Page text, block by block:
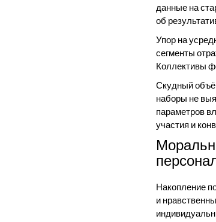
данные на
об
Упор на
сегменты
Коллективы
Скудный
наборы не
параметров
участия и
Накопление
и